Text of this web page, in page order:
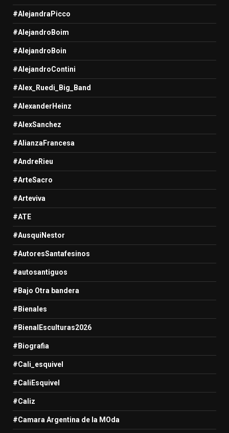
#AlejandraPicco
#AlejandroBoim
#AlejandroBoin
#AlejandroContini
#Alex_Ruedi_Big_Band
#AlexanderHeinz
#AlexSanchez
#AlianzaFrancesa
#AndreRieu
#ArteSacro
#Arteviva
#ATE
#AusquiNestor
#AutoresSantafesinos
#autosantiguos
#Bajo Otra bandera
#Bienales
#BienalEsculturas2026
#Biografia
#Cali_esquivel
#CaliEsquivel
#Caliz
#Camara Argentina de la MOda